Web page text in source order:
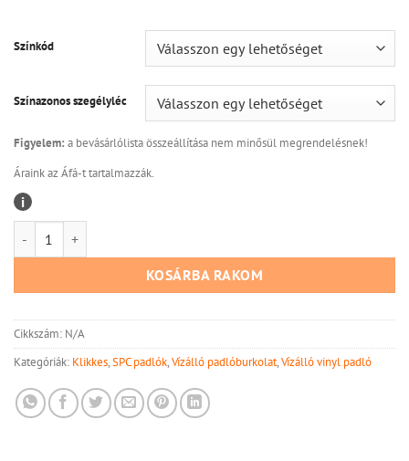
Színkód
Színazonos szegélyléc
Figyelem: a bevásárlólista összeállítása nem minősül megrendelésnek!
Áraink az Áfá-t tartalmazzák.
i
Domino Spc Acoustic – Joffrey mennyiség
KOSÁRBA RAKOM
Cikkszám: N/A
Kategóriák: Klikkes,SPC padlók,Vízálló padlóburkolat,Vízálló vinyl padló